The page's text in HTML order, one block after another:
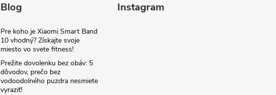
Blog
Pre koho je Xiaomi Smart Band
10 vhodný? Získajte svoje
miesto vo svete fitness!
Prežite dovolenku bez obáv: 5
dôvodov, prečo bez
vodoodolného puzdra nesmiete
vyraziť!
Instagram